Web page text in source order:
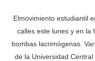
Elmovimiento estudiantil
calles este lunes y en la
bombas lacrimógenas.
de la Universidad